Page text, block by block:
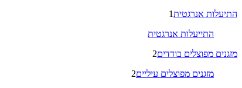
התיעלות אנרגטית1
התייעלות אנרגטית
מזגנים מפוצלים בודדים2
מזגנים מפוצלים עיליים2